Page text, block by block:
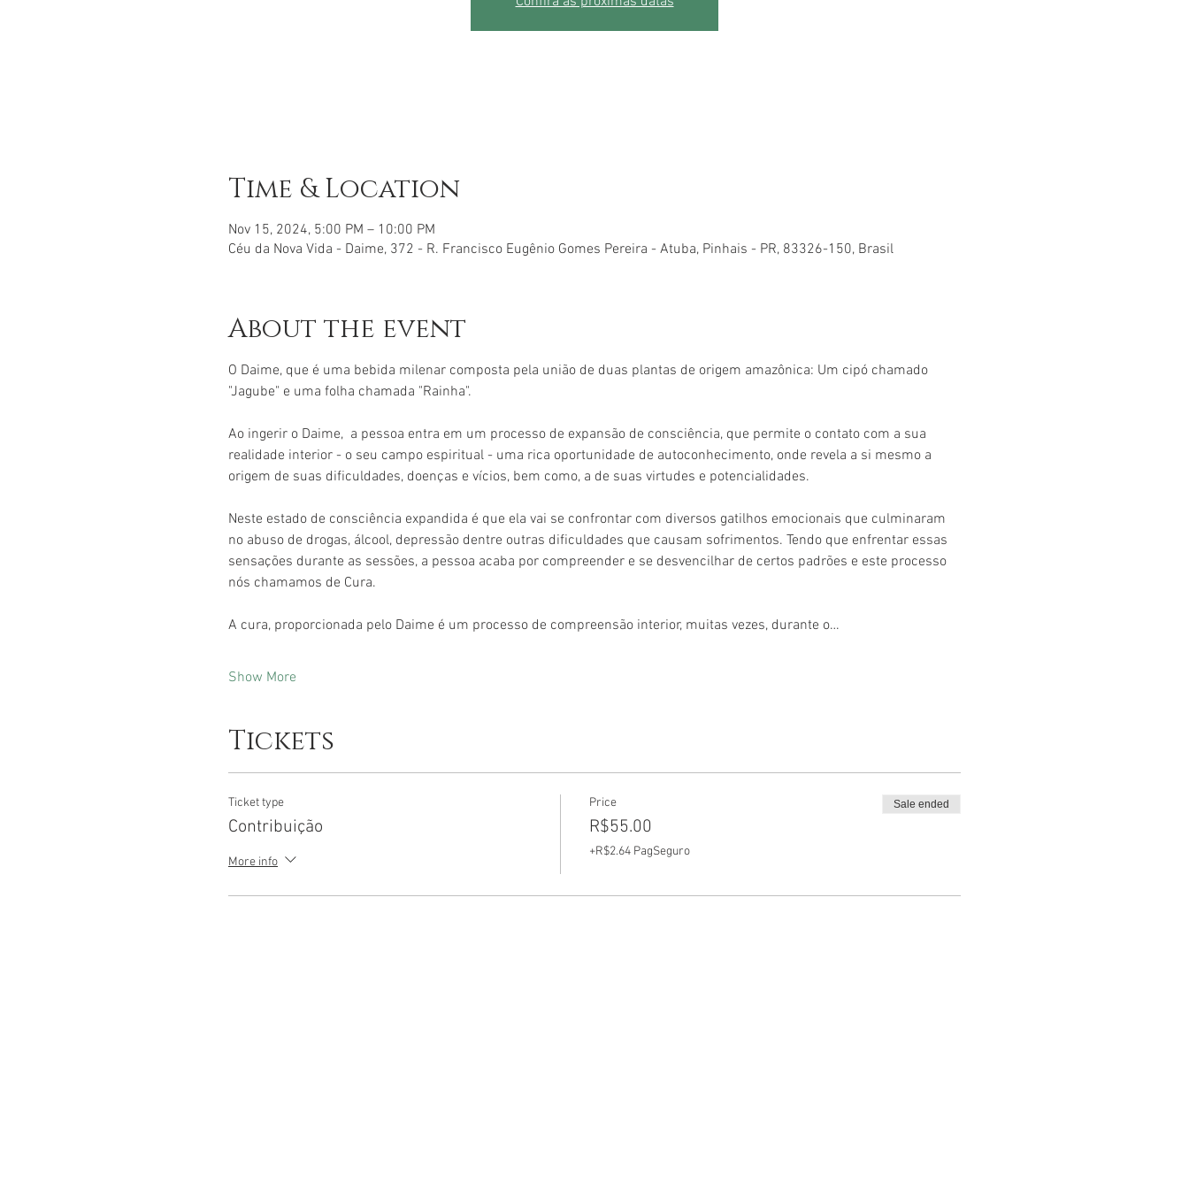
Time & Location
Nov 15, 2024, 5:00 PM – 10:00 PM
Céu da Nova Vida - Daime, 372 - R. Francisco Eugênio Gomes Pereira - Atuba, Pinhais - PR, 83326-150, Brasil
About the event
O Daime, que é uma bebida milenar composta pela união de duas plantas de origem amazônica: Um cipó chamado
"Jagube" e uma folha chamada "Rainha".
Ao ingerir o Daime,  a pessoa entra em um processo de expansão de consciência, que permite o contato com a sua
realidade interior - o seu campo espiritual - uma rica oportunidade de autoconhecimento, onde revela a si mesmo a
origem de suas dificuldades, doenças e vícios, bem como, a de suas virtudes e potencialidades.
Neste estado de consciência expandida é que ela vai se confrontar com diversos gatilhos emocionais que culminaram
no abuso de drogas, álcool, depressão dentre outras dificuldades que causam sofrimentos. Tendo que enfrentar essas
sensações durante as sessões, a pessoa acaba por compreender e se desvencilhar de certos padrões e este processo
nós chamamos de Cura.
A cura, proporcionada pelo Daime é um processo de compreensão interior, muitas vezes, durante o…
Show More
Tickets
Ticket type
Contribuição
More info
Price
R$55.00
+R$2.64 PagSeguro
Sale ended